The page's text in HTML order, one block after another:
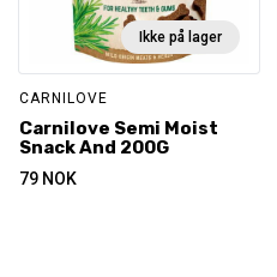
Ikke på lager
CARNILOVE
Carnilove Semi Moist
Snack And 200G
79 NOK